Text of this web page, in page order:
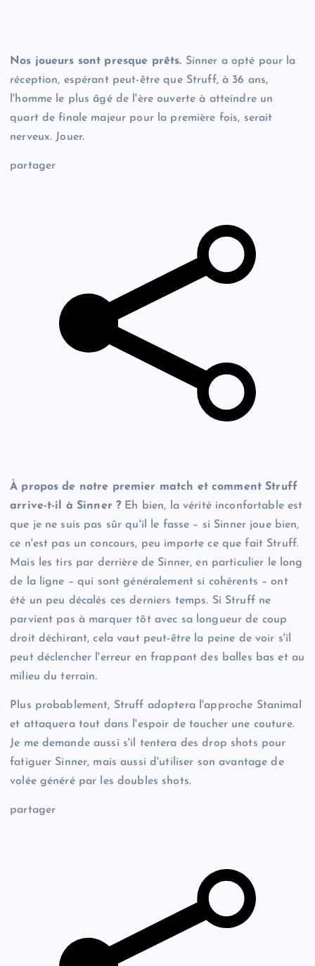
Nos joueurs sont presque prêts. Sinner a opté pour la
réception, espérant peut-être que Struff, à 36 ans,
l'homme le plus âgé de l'ère ouverte à atteindre un
quart de finale majeur pour la première fois, serait
nerveux. Jouer.
partager
À propos de notre premier match et comment Struff
arrive-t-il à Sinner ? Eh bien, la vérité inconfortable est
que je ne suis pas sûr qu'il le fasse – si Sinner joue bien,
ce n'est pas un concours, peu importe ce que fait Struff.
Mais les tirs par derrière de Sinner, en particulier le long
de la ligne – qui sont généralement si cohérents – ont
été un peu décalés ces derniers temps. Si Struff ne
parvient pas à marquer tôt avec sa longueur de coup
droit déchirant, cela vaut peut-être la peine de voir s'il
peut déclencher l'erreur en frappant des balles bas et au
milieu du terrain.
Plus probablement, Struff adoptera l'approche Stanimal
et attaquera tout dans l'espoir de toucher une couture.
Je me demande aussi s'il tentera des drop shots pour
fatiguer Sinner, mais aussi d'utiliser son avantage de
volée généré par les doubles shots.
partager